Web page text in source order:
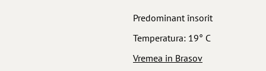
Predominant însorit
Temperatura: 19° C
Vremea in Brasov